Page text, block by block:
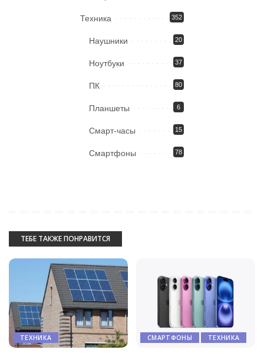
Техника 352
Наушники 20
Ноутбуки 37
ПК 80
Планшеты 6
Смарт-часы 15
Смартфоны 78
ТЕБЕ ТАКЖЕ ПОНРАВИТСЯ
ТЕХНИКА СМАРТФОНЫ ТЕХНИКА